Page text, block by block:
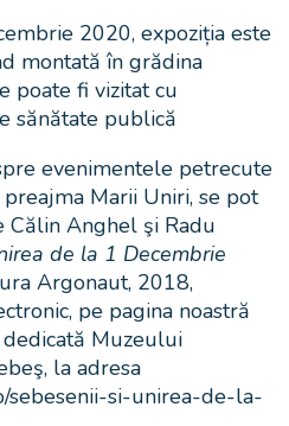
2020, expoziția este
montată în grădina
poate fi vizitat cu
sănătate publică
evenimentele petrecute
Marii Uniri, se pot
Călin Anghel şi Radu
de la 1 Decembrie
Argonaut, 2018,
pe pagina noastră
Muzeului
la adresa
sebesenii-si-unirea-de-la-